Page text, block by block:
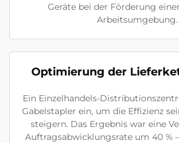
Geräte bei der Förderung
Arbeitsumgebung.
Optimierung der
Ein Einzelhandels-
Gabelstapler ein, um die Effizienz
steigern. Das Ergebnis war eine
Auftragsabwicklungsrate um 40 %